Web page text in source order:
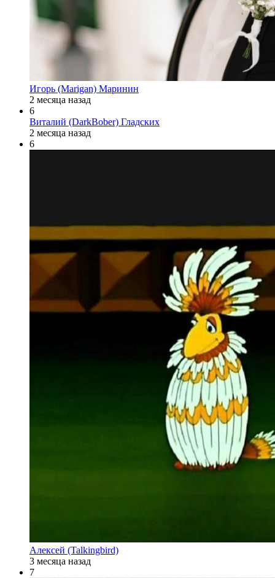
Игорь (Marigan) Маринин
2 месяца назад
6
Виталий (DarkBober) Гладских
2 месяца назад
6
Алексей (Talkingbird)
3 месяца назад
7